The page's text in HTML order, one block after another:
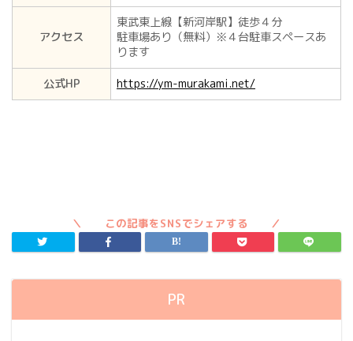
アクセス
東武東上線【新河岸駅】徒歩４分
駐車場あり（無料）※４台駐車スペースあ
ります
公式HP
https://ym-murakami.net/
PR